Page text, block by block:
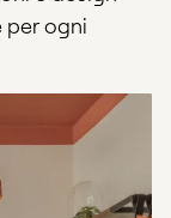
per ogni